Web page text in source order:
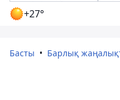
+27°
Басты Барлық